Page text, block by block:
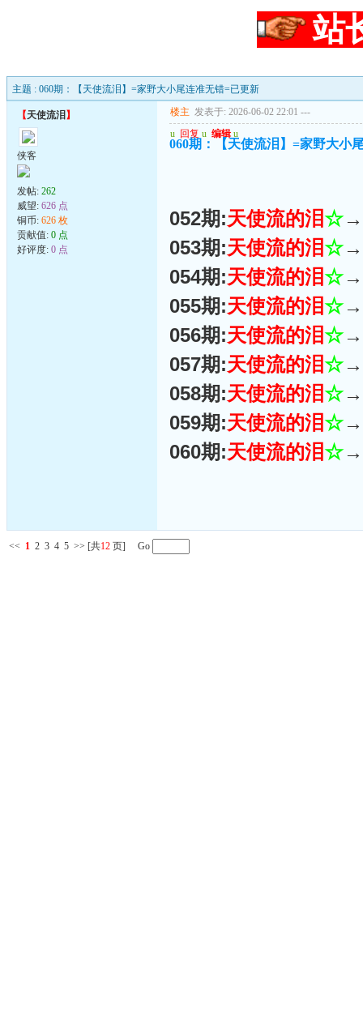
站
主题 : 060期：【天使流泪】=家野大小尾连准无错=已更新
【天使流泪 】
侠客
发帖: 262
威望: 626 点
铜币: 626 枚
贡献值: 0 点
好评度: 0 点
楼主 发表于: 2026-06-02 22:01 ---
u 回复 u 编辑 u
060期：【天使流泪】=家野大小
052期:天使流的泪☆→
053期:天使流的泪☆→
054期:天使流的泪☆→
055期:天使流的泪☆→
056期:天使流的泪☆→
057期:天使流的泪☆→
058期:天使流的泪☆→
059期:天使流的泪☆→
060期:天使流的泪☆→
<< 1 2 3 4 5 >> [共12 页] Go